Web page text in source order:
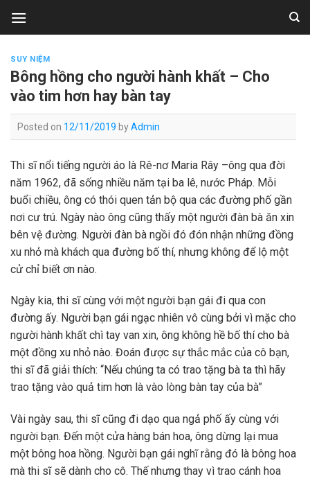
SUY NIỆM
Bông hồng cho người hành khất – Cho
vào tim hơn hay bàn tay
Posted on 12/11/2019 byAdmin
Thi sĩ nổi tiếng người áo là Rê-nơ Maria Rây –ông qua đời
năm 1962, đã sống nhiều năm tại ba lê, nước Pháp. Mỗi
buổi chiều, ông có thói quen tản bộ qua các đường phố gần
nơi cư trú. Ngày nào ông cũng thấy một người đàn bà ăn xin
bên vệ đường. Người đàn bà ngồi đó đón nhận những đồng
xu nhỏ mà khách qua đường bố thí, nhưng không để lộ một
cử chỉ biết ơn nào.
Ngày kia, thi sĩ cùng với một người bạn gái đi qua con
đường ấy. Người bạn gái ngạc nhiên vô cùng bởi vì mặc cho
người hành khất chì tay van xin, ông không hề bố thí cho bà
một đồng xu nhỏ nào. Đoán được sự thắc mắc của cô bạn,
thi sĩ đã giải thích: “Nếu chúng ta có trao tặng bà ta thì hãy
trao tặng vào quả tim hơn là vào lòng bàn tay của bà”
Vài ngày sau, thi sĩ cũng đi dạo qua ngả phố ấy cùng với
người bạn. Đến một cửa hàng bán hoa, ông dừng lại mua
một bông hoa hồng. Người bạn gái nghĩ rằng đó là bông hoa
mà thi sĩ sẽ dành cho cô. Thế nhưng thay vì trao cánh hoa